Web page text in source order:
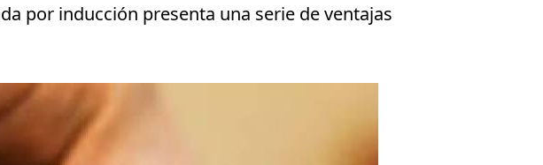
por inducción presenta una serie de ventajas